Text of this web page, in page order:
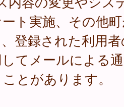
ト実施、その他
登録された利用
てメールによる
とがあります。